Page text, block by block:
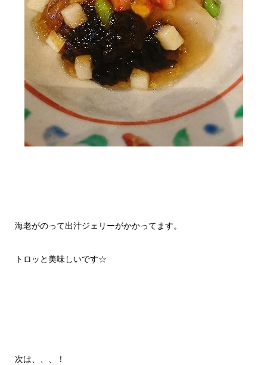
海老がのって出汁ジェリーがかかってます。
トロッと美味しいです☆
次は、、、！